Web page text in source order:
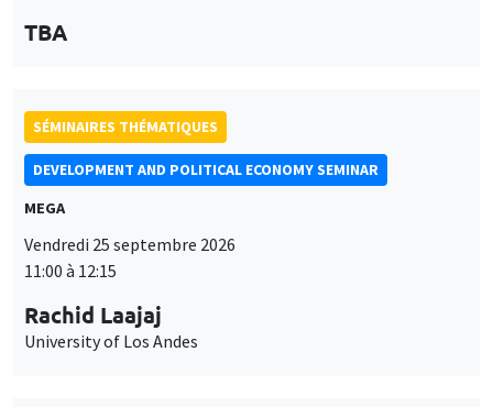
TBA
SÉMINAIRES THÉMATIQUES
DEVELOPMENT AND POLITICAL ECONOMY SEMINAR
MEGA
Vendredi 25 septembre 2026
11:00 à 12:15
Rachid Laajaj
University of Los Andes